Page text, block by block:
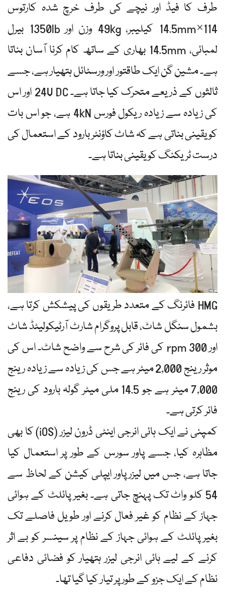
طرف کا فیڈ اور نیچے کی طرف خرچ شدہ کارتوس
114×14.5mm کیلیبر، 49kg وزن اور 1350lb بیرل
لمبائی، 14.5mm بھاری کے ساتھ کام کرنا آسان بناتا
ہے۔ مشین گن ایک طاقتور اور ورسٹائل ہتھیار ہے، جسے
ثالثوں کے ذریعے متحرک کیا جاتا ہے۔ 24V DC اور اس
کی زیادہ سے زیادہ ریکول فورس 4kN ہے، جو اس بات
کو یقینی بناتی ہے کہ شاٹ کاؤنٹر بارود کے استعمال کی
درست ٹریکنگ کو یقینی بناتا ہے۔
HMG فائرنگ کے متعدد طریقوں کی پیشکش کرتا ہے،
بشمول سنگل شاٹ، قابل پروگرام شارٹ آرٹیکولیٹڈ شاٹ
اور 300 rpm کی فائر کی شرح سے واضح شاٹ۔ اس کی
موثر رینج 2,000 میٹر ہے جس کی زیادہ سے زیادہ رینج
7,000 میٹر ہے جو 14.5 ملی میٹر گولہ بارود کی رینج
فائر کرتی ہے۔
کمپنی نے ایک ہائی انرجی اینٹی ڈرون لیزر (iOS) کا بھی
مظاہرہ کیا، جسے پاور سورس کے طور پر استعمال کیا
جاتا ہے، جس میں لیزر پاور ایپلی کیشن کے لحاظ سے
54 کلو واٹ تک پہنچ جاتی ہے۔ بغیر پائلٹ کے ہوائی
جہاز کے نظام کو غیر فعال کرنے اور طویل فاصلے تک
بغیر پائلٹ کے ہوائی جہاز کے نظام پر سینسر کو بے اثر
کرنے کے لیے ہائی انرجی لیزر ہتھیار کو فضائی دفاعی
نظام کے ایک جزو کے طور پر تیار کیا گیا تھا۔